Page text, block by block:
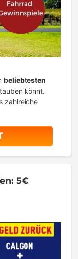
beliebtesten
könnt.
zahlreiche
5€